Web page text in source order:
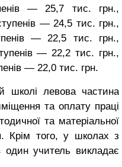
— 25,7 тис. грн.,
— 24,5 тис. грн.,
— 22,5 тис. грн.,
— 22,2 тис. грн.,
— 22,0 тис. грн.
школі левова частина
та оплату праці
та матеріальної
Крім того, у школах з
один учитель викладає